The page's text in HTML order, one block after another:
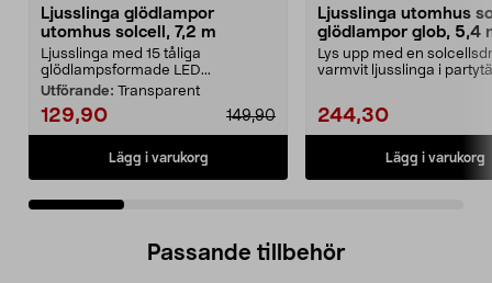
Ljusslinga glödlampor
utomhus solcell, 7,2 m
Ljusslinga med 15 tåliga
glödlampsformade LED...
Utförande: Transparent
129,90 149,90
Lägg i varukorg
Ljusslinga utomhus
glödlampor glob, 5,4
Lys upp med en
varmvit ljusslinga i
244,30
Lägg i varukorg
Passande tillbehör